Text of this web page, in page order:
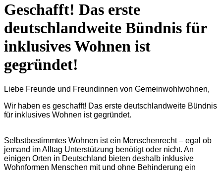
Geschafft! Das erste
deutschlandweite Bündnis für
inklusives Wohnen ist
gegründet!
Liebe Freunde und Freundinnen von Gemeinwohlwohnen,
Wir haben es geschafft! Das erste deutschlandweite Bündnis
für inklusives Wohnen ist gegründet.
Selbstbestimmtes Wohnen ist ein Menschenrecht – egal ob
jemand im Alltag Unterstützung benötigt oder nicht. An
einigen Orten in Deutschland bieten deshalb inklusive
Wohnformen Menschen mit und ohne Behinderung ein